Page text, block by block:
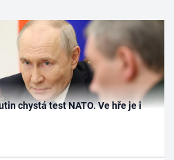
chystá test NATO. Ve hře je i